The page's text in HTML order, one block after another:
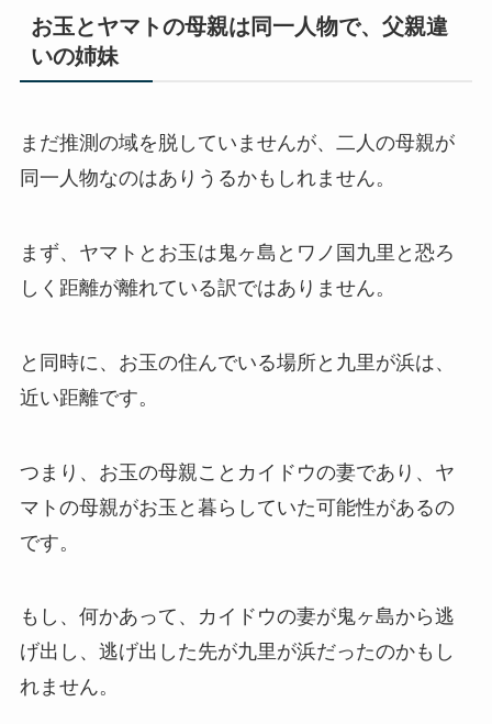
お玉とヤマトの母親は同一人物で、父親違
いの姉妹
まだ推測の域を脱していませんが、二人の母親が
同一人物なのはありうるかもしれません。
まず、ヤマトとお玉は鬼ヶ島とワノ国九里と恐ろ
しく距離が離れている訳ではありません。
と同時に、お玉の住んでいる場所と九里が浜は、
近い距離です。
つまり、お玉の母親ことカイドウの妻であり、ヤ
マトの母親がお玉と暮らしていた可能性があるの
です。
もし、何かあって、カイドウの妻が鬼ヶ島から逃
げ出し、逃げ出した先が九里が浜だったのかもし
れません。